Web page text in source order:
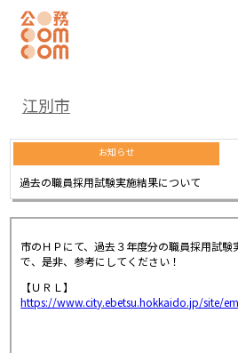
江別市
お知らせ
過去の職員採用試験実施結果について
市のＨＰにて、過去３年度分の職員採用試
で、是非、参考にしてください！
【ＵＲＬ】
https://www.city.ebetsu.hokkaido.jp/site/